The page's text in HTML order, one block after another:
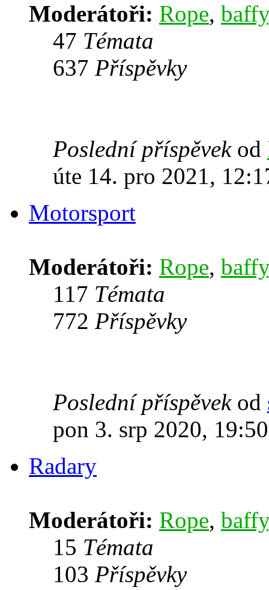
Moderátoři: Rope, baffy
47 Témata
637 Příspěvky
Poslední příspěvekod
úte 14. pro 2021,
Motorsport
Moderátoři: Rope, baffy
117 Témata
772 Příspěvky
Poslední příspěvekod
pon 3. srp 2020, 19:50
Radary
Moderátoři: Rope, baffy
15 Témata
103 Příspěvky